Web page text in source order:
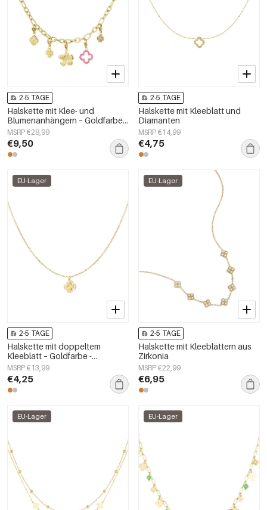
2-5 TAGE
Halskette mit Klee- und
Blumenanhängern – Goldfarbe -
Goldfarbefarbe
MSRP €28,99
€9,50
2-5 TAGE
Halskette mit Kleeblatt und
Diamanten
MSRP €14,99
€4,75
EU-Lager
2-5 TAGE
Halskette mit doppeltem
Kleeblatt – Goldfarbe -
Goldfarbefarbe
MSRP €13,99
€4,25
EU-Lager
2-5 TAGE
Halskette mit Kleeblättern aus
Zirkonia
MSRP €22,99
€6,95
EU-Lager EU-Lager